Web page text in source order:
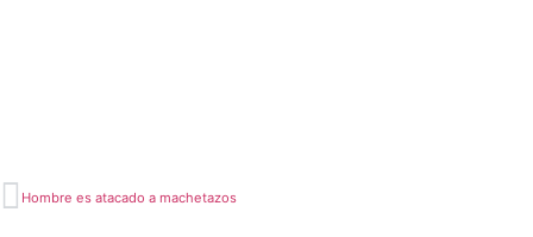
Hombre es atacado a machetazos